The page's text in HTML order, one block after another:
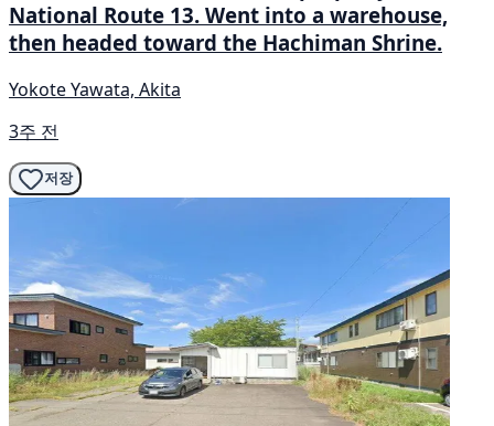
National Route 13. Went into a warehouse,
then headed toward the Hachiman Shrine.
Yokote Yawata, Akita
3주 전
저장